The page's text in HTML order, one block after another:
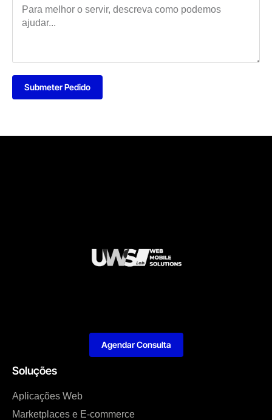
Submeter Pedido
Soluções
Aplicações Web
Marketplaces e E-commerce
Agendar Consulta